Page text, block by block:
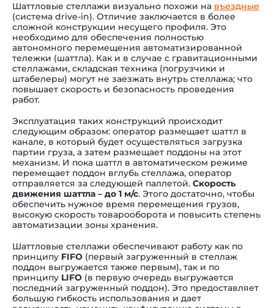
Шаттловые стеллажи визуально похожи на въездные
(система drive-in). Отличие заключается в более
сложной конструкции несущего профиля. Это
необходимо для обеспечения полностью
автономного перемещения автоматизированной
тележки (шаттла). Как и в случае с гравитационными
стеллажами, складская техника (погрузчики и
штабелеры) могут не заезжать внутрь стеллажа; что
повышает скорость и безопасность проведения
работ.
Эксплуатация таких конструкций происходит
следующим образом: оператор размещает шаттл в
канале, в который будет осуществляться загрузка
партии груза, а затем размещает поддоны на этот
механизм. И пока шаттл в автоматическом режиме
перемещает поддон вглубь стеллажа, оператор
отправляется за следующей паллетой. Скорость
движения шаттла – до 1 м/с. Этого достаточно, чтобы
обеспечить нужное время перемещения грузов,
высокую скорость товарооборота и повысить степень
автоматизации зоны хранения.
Шаттловые стеллажи обеспечивают работу как по
принципу FIFO (первый загруженный в стеллаж
поддон выгружается также первым), так и по
принципу LIFO (в первую очередь выгружается
последний загруженный поддон). Это предоставляет
большую гибкость использования и дает